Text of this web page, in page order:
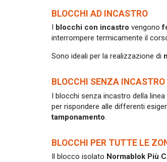
BLOCCHI AD INCASTRO
I blocchi con incastro vengono
interrompere termicamente il
Sono ideali per la realizzazione di
BLOCCHI SENZA INCASTRO
I blocchi senza incastro della
per rispondere alle differenti
tamponamento
BLOCCHI PER TUTTE LE
Il blocco isolato Normablok Più